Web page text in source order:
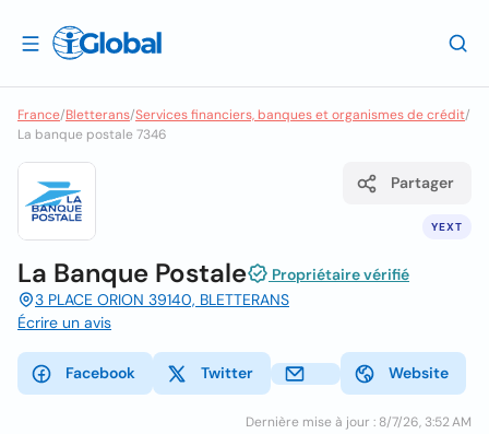
France/Bletterans/Services financiers, banques et organismes de crédit/
La banque postale 7346
YEXT
Partager
La Banque Postale
Propriétaire vérifié
3 PLACE ORION 39140, BLETTERANS
Écrire un avis
Facebook Twitter Website
Dernière mise à jour : 8/7/26, 3:52 AM